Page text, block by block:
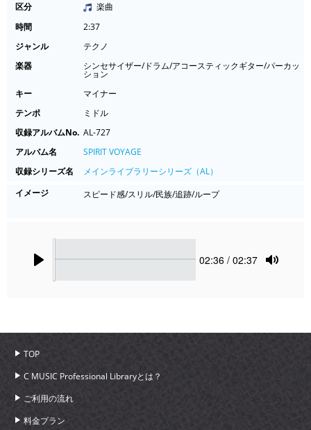
区分
楽曲
時間
2:37
ジャンル
テクノ
楽器
シンセサイザー/ドラム/アコースティックギター/パーカッ
ション
キー
マイナー
テンポ
ミドル
収録アルバムNo. AL-727
アルバム名
SPIRIT VOYAGE
収録シリーズ名
メインライブラリーシリーズ（AL）
イメージ
スピード感/スリル/民族/追跡/ループ
Current
02:36 / 02:37
TOP
C MUSIC Professional Libraryとは？
ご利用の流れ
料金プラン